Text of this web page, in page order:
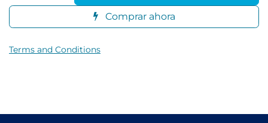
Comprar ahora
Terms and Conditions